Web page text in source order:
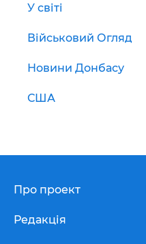
У світі
Військовий Огляд
Новини Донбасу
США
Про проект
Редакція